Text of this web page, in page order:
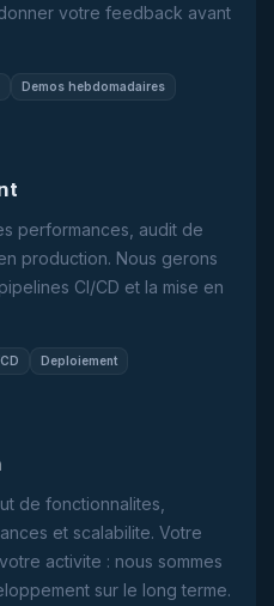
votre feedback avant
Demos hebdomadaires
performances, audit de
production. Nous gerons
CI/CD et la mise en
Deploiement
de fonctionnalites,
et scalabilite. Votre
activite : nous sommes
sur le long terme.